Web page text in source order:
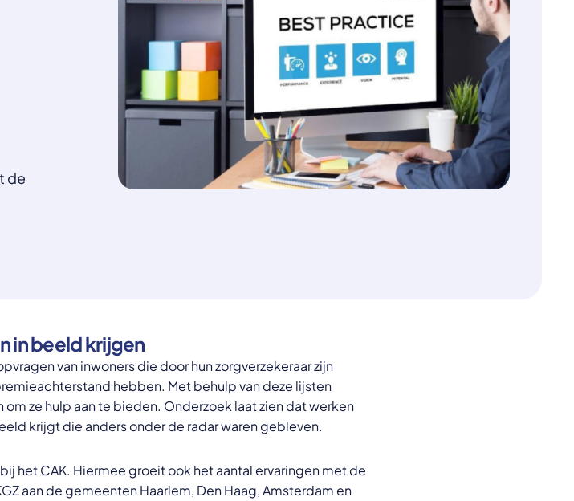
de
in beeld krijgen
van inwoners die door hun zorgverzekeraar zijn
hebben. Met behulp van deze lijsten
ze hulp aan te bieden. Onderzoek laat zien dat werken
krijgt die anders onder de radar waren gebleven.
het CAK. Hiermee groeit ook het aantal ervaringen met de
aan de gemeenten Haarlem, Den Haag, Amsterdam en